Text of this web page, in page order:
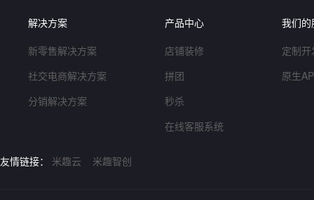
解决方案
新零售解决方案
社交电商解决方案
分销解决方案
产品中心
店铺装修
拼团
秒杀
在线客服系统
我们的
定制
原生
友情链接： 米趣云 米趣智创